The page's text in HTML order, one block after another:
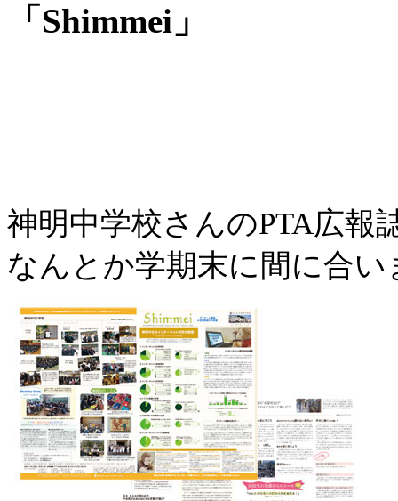
「Shimmei」
神明中学校さんのPTA広報
なんとか学期末に間に合い